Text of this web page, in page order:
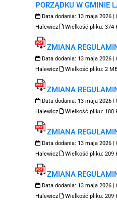
PORZĄDKU W GMINIE
Data dodania: 13 maja 2026 |
Halewicz
Wielkość pliku: 374
ZMIANA
Data dodania: 13 maja 2026 |
Halewicz
Wielkość pliku: 2
ZMIANA
Data dodania: 13 maja 2026 |
Halewicz
Wielkość pliku: 180
ZMIANA
Data dodania: 13 maja 2026 |
Halewicz
Wielkość pliku: 209
ZMIANA
Data dodania: 13 maja 2026 |
Halewicz
Wielkość pliku: 209